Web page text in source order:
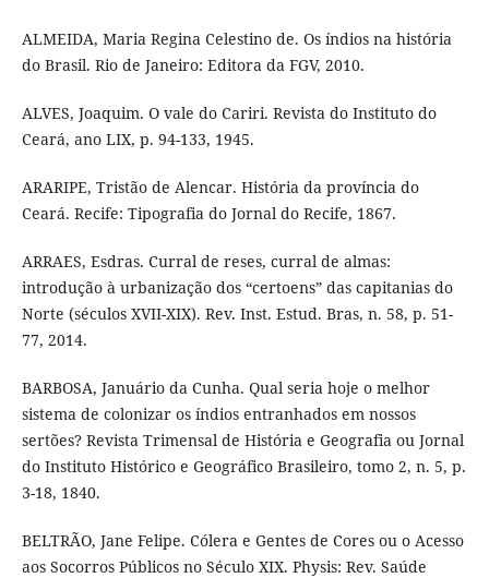
ALMEIDA, Maria Regina Celestino de. Os índios na história
do Brasil. Rio de Janeiro: Editora da FGV, 2010.
ALVES, Joaquim. O vale do Cariri. Revista do Instituto do
Ceará, ano LIX, p. 94-133, 1945.
ARARIPE, Tristão de Alencar. História da província do
Ceará. Recife: Tipografia do Jornal do Recife, 1867.
ARRAES, Esdras. Curral de reses, curral de almas:
introdução à urbanização dos “certoens” das capitanias do
Norte (séculos XVII-XIX). Rev. Inst. Estud. Bras, n. 58, p. 51-
77, 2014.
BARBOSA, Januário da Cunha. Qual seria hoje o melhor
sistema de colonizar os índios entranhados em nossos
sertões? Revista Trimensal de História e Geografia ou Jornal
do Instituto Histórico e Geográfico Brasileiro, tomo 2, n. 5, p.
3-18, 1840.
BELTRÃO, Jane Felipe. Cólera e Gentes de Cores ou o Acesso
aos Socorros Públicos no Século XIX. Physis: Rev. Saúde